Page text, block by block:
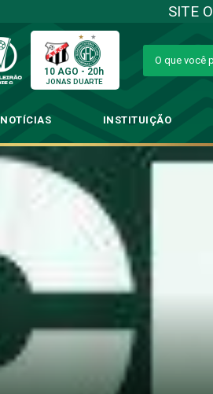
SITE
10 AGO - 20h
JONAS DUARTE
NOTÍCIAS INSTITUIÇÃO
Bugre